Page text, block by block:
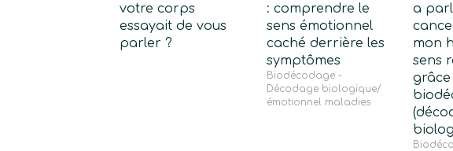
votre corps
essayait de vous
parler ?
: comprendre le
sens émotionnel
caché derrière les
symptômes
Biodécodage -
Décodage biologique/
émotionnel maladies
a
mon
sens
grâce